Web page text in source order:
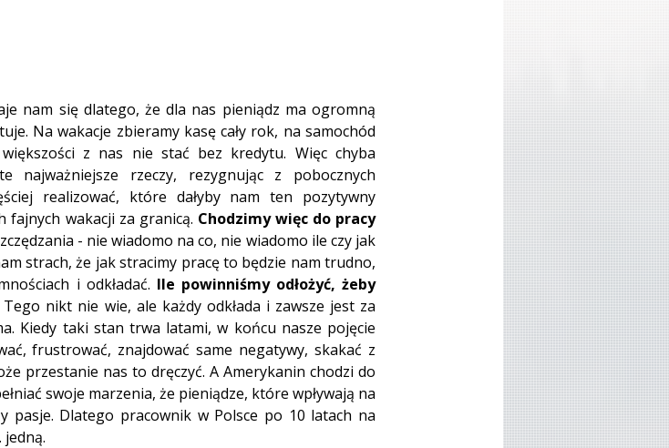
nam się dlatego, że dla nas pieniądz ma ogromną
Na wakacje zbieramy kasę cały rok, na samochód
z nas nie stać bez kredytu. Więc chyba
rzeczy, rezygnując z pobocznych
realizować, które dałyby nam ten pozytywny
fajnych wakacji za granicą. Chodzimy więc do pracy
- nie wiadomo na co, nie wiadomo ile czy jak
strach, że jak stracimy pracę to będzie nam trudno,
i odkładać. Ile powinniśmy odłożyć, żeby
Tego nikt nie wie, ale każdy odkłada i zawsze jest za
Kiedy taki stan trwa latami, w końcu nasze pojęcie
frustrować, znajdować same negatywy, skakać z
przestanie nas to dręczyć. A Amerykanin chodzi do
swoje marzenia, że pieniądze, które wpływają na
pasje. Dlatego pracownik w Polsce po 10 latach na
jedną.